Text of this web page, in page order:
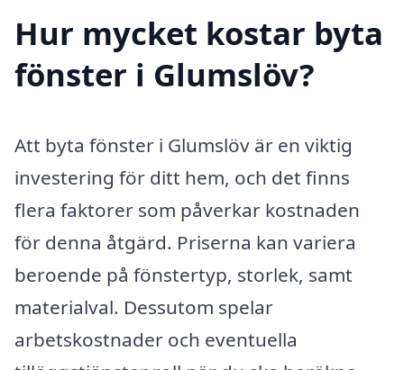
Hur mycket kostar byta
fönster i Glumslöv?
Att byta fönster i Glumslöv är en viktig
investering för ditt hem, och det finns
flera faktorer som påverkar kostnaden
för denna åtgärd. Priserna kan variera
beroende på fönstertyp, storlek, samt
materialval. Dessutom spelar
arbetskostnader och eventuella